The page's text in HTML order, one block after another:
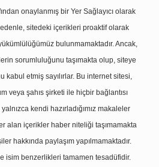
onaylanmış bir Yer Sağlayıcı olarak
sitedeki içerikleri proaktif olarak
bulunmamaktadır. Ancak,
sorumluluğunu taşımakta olup, siteye
kabul etmiş sayılırlar. Bu internet sitesi,
veya şahıs şirketi ile hiçbir bağlantısı
kendi hazırladığımız makaleler
alan içerikler haber niteliği taşımamakta
hakkında paylaşım yapılmamaktadır.
isim benzerlikleri tamamen tesadüfidir.